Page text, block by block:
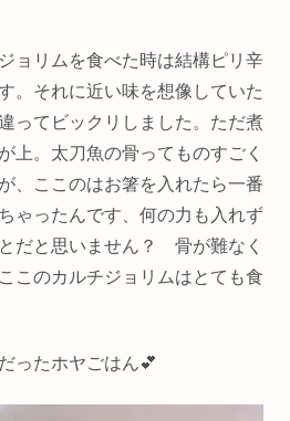
ョリムを食べた時は結構ピリ辛
。それに近い味を想像していた
ってビックリしました。ただ煮
上。太刀魚の骨ってものすごく
、ここのはお箸を入れたら一番
ゃったんです、何の力も入れず
だと思いません？ 骨が難なく
このカルチジョリムはとても食
ったホヤごはん💕